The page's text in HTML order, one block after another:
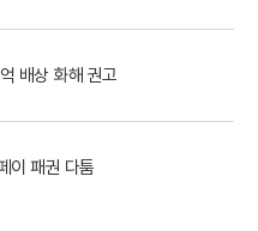
배상 화해 권고
이 패권 다툼